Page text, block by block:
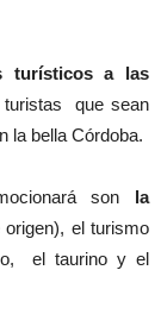
turísticos a las
turistas que sean
la bella Córdoba.
son la
el turismo
el taurino y el